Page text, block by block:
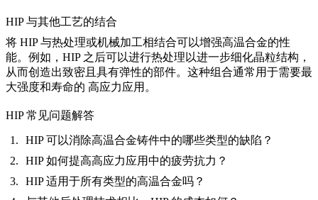
HIP 与其他工艺的结合
将 HIP 与热处理或机械加工相结合可以增强高温合金的性
能。例如，HIP 之后可以进行热处理以进一步细化晶粒结构，
从而创造出致密且具有弹性的部件。这种组合通常用于需要最
大强度和寿命的 高应力应用 。
HIP 常见问题解答
HIP 可以消除高温合金铸件中的哪些类型的缺陷？
HIP 如何提高高应力应用中的疲劳抗力？
HIP 适用于所有类型的高温合金吗？